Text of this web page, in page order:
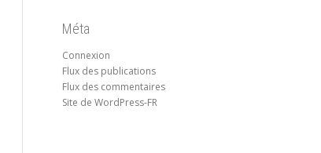
Méta
Connexion
Flux des publications
Flux des commentaires
Site de WordPress-FR